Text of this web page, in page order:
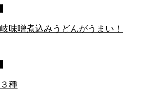
味噌煮込みうどんがうまい！
種